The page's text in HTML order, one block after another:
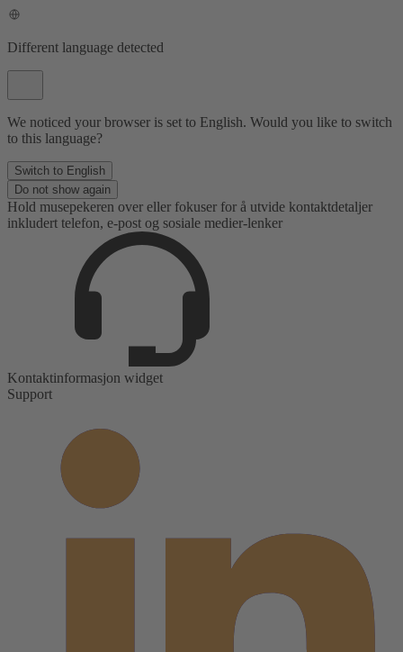
Different language detected
We noticed your browser is set to English. Would you like to switch
to this language?
Switch to English
Do not show again
Hold musepekeren over eller fokuser for å utvide kontaktdetaljer
inkludert telefon, e-post og sosiale medier-lenker
Kontaktinformasjon widget
Support